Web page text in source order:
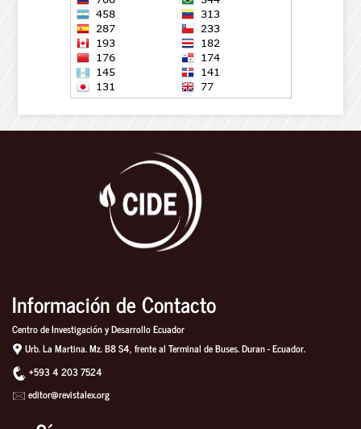
Información de Contacto
Centro de Investigación y Desarrollo Ecuador
Urb. La Martina. Mz. B8 S4, frente al Terminal de Buses. Duran - Ecuador.
+593 4 203 7524
editor@revistalex.org